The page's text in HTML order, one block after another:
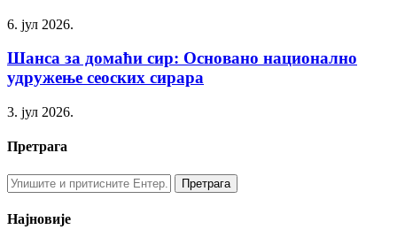
6. јул 2026.
Шанса за домаћи сир: Основано национално
удружење сеоских сирара
3. јул 2026.
Претрага
Најновије